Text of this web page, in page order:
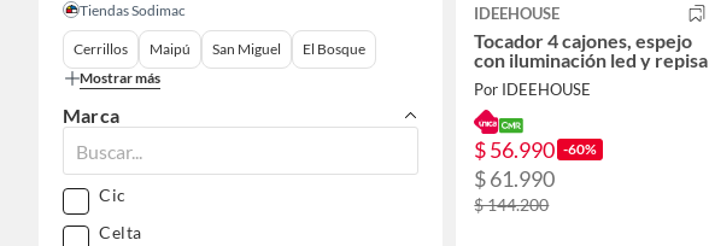
Tiendas Sodimac
Cerrillos Maipú San Miguel
El Bosque
Mostrar más
Marca
Cic
Celta
IDEEHOUSE
Tocador 4 cajones, espejo
con iluminación led y repisa
Por IDEEHOUSE
$ 56.990 -60%
$ 61.990
$ 144.200